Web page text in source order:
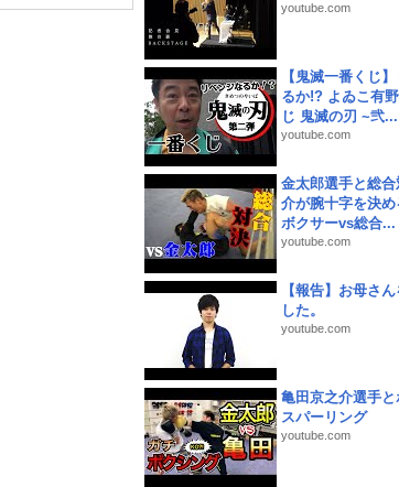
youtube.com
【鬼滅一番くじ
るか!? よゐこ有
じ 鬼滅の刃 ~弐...
youtube.com
金太郎選手と総合
介が腕十字を決
ボクサーvs総合...
youtube.com
【報告】お母さ
した。
youtube.com
亀田京之介選手
スパーリング
youtube.com